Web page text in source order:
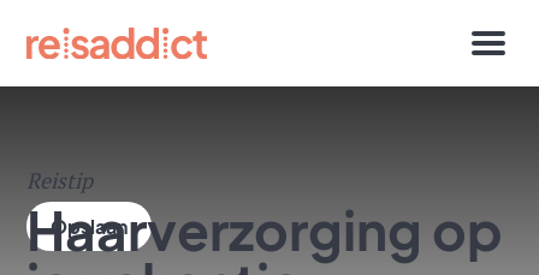
Reistip
Haarverzorging op